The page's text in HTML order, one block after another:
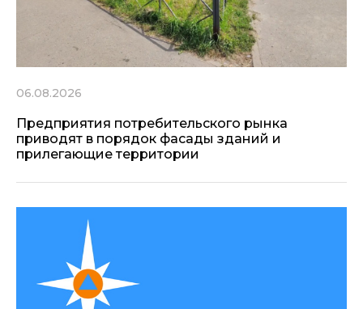
06.08.2026
Предприятия потребительского рынка
приводят в порядок фасады зданий и
прилегающие территории